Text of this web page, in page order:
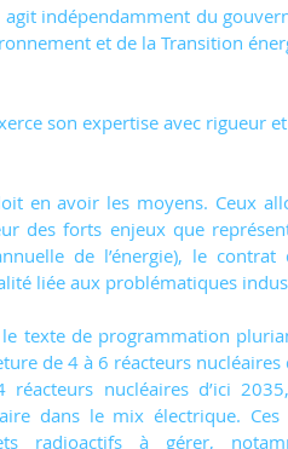
agit indépendamment du
et de la Transition
son expertise avec rigueur
en avoir les moyens. Ceux
des forts enjeux que
de l’énergie), le
liée aux problématiques
texte de programmation
de 4 à 6 réacteurs
réacteurs nucléaires d’ici
dans le mix électrique.
radioactifs à gérer,